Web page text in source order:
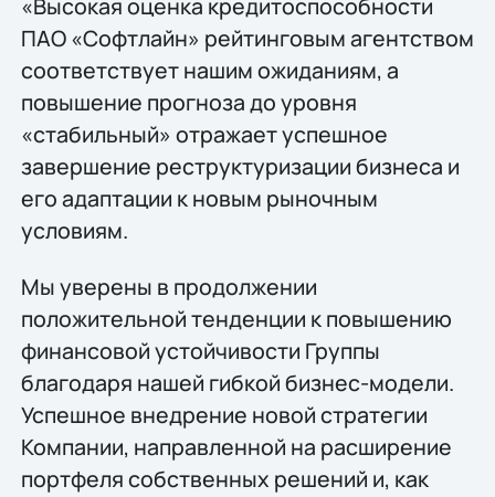
«Высокая оценка кредитоспособности
ПАО «Софтлайн» рейтинговым агентством
соответствует нашим ожиданиям, а
повышение прогноза до уровня
«стабильный» отражает успешное
завершение реструктуризации бизнеса и
его адаптации к новым рыночным
условиям.
Мы уверены в продолжении
положительной тенденции к повышению
финансовой устойчивости Группы
благодаря нашей гибкой бизнес-модели.
Успешное внедрение новой стратегии
Компании, направленной на расширение
портфеля собственных решений и, как